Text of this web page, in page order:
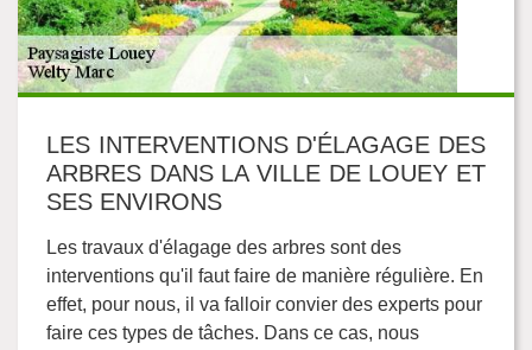
LES INTERVENTIONS D'ÉLAGAGE DES
ARBRES DANS LA VILLE DE LOUEY ET
SES ENVIRONS
Les travaux d'élagage des arbres sont des
interventions qu'il faut faire de manière régulière. En
effet, pour nous, il va falloir convier des experts pour
faire ces types de tâches. Dans ce cas, nous